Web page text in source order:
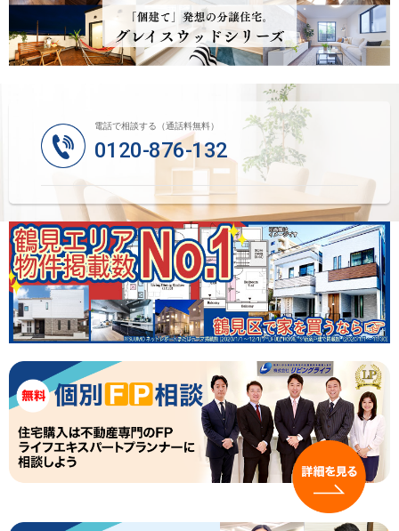
電話で相談する（通話料無料）
0120-876-132